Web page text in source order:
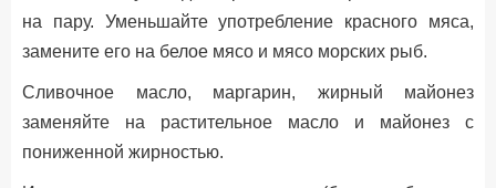
на пару. Уменьшайте употребление красного мяса,
замените его на белое мясо и мясо морских рыб.
Сливочное масло, маргарин, жирный майонез
заменяйте на растительное масло и майонез с
пониженной жирностью.